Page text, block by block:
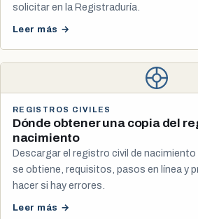
solicitar en la Registraduría.
Leer más →
REGISTROS CIVILES
Dónde obtener una copia del
nacimiento
Descargar el registro civil de
se obtiene, requisitos, pasos en línea y
hacer si hay errores.
Leer más →